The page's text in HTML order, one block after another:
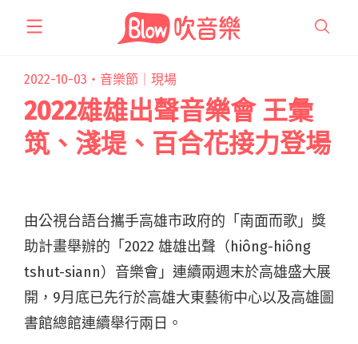
2022-10-03・ 音樂節｜現場
2022雄雄出聲音樂會 王彙
筑、淺堤、百合花接力登場
由公視台語台攜手高雄市政府的「南面而歌」獎
助計畫舉辦的「2022 雄雄出聲（hiông-hiông
tshut-siann）音樂會」連續兩週末於高雄盛大展
開，9月底已先行於高雄大東藝術中心以及高雄圖
書館總館連續舉行兩日。